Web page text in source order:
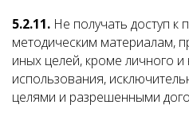
5.2.11. Не получать доступ к
методическим материалам,
иных целей, кроме личного
использования,
целями и разрешенными